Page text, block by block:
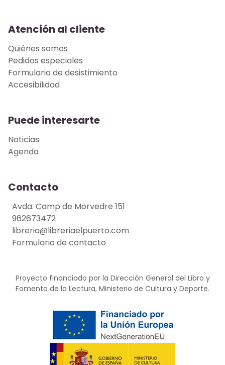
Atención al cliente
Quiénes somos
Pedidos especiales
Formulario de desistimiento
Accesibilidad
Puede interesarte
Noticias
Agenda
Contacto
Avda. Camp de Morvedre 151
962673472
libreria@libreriaelpuerto.com
Formulario de contacto
Proyecto financiado por la Dirección General del Libro y
Fomento de la Lectura, Ministerio de Cultura y Deporte.